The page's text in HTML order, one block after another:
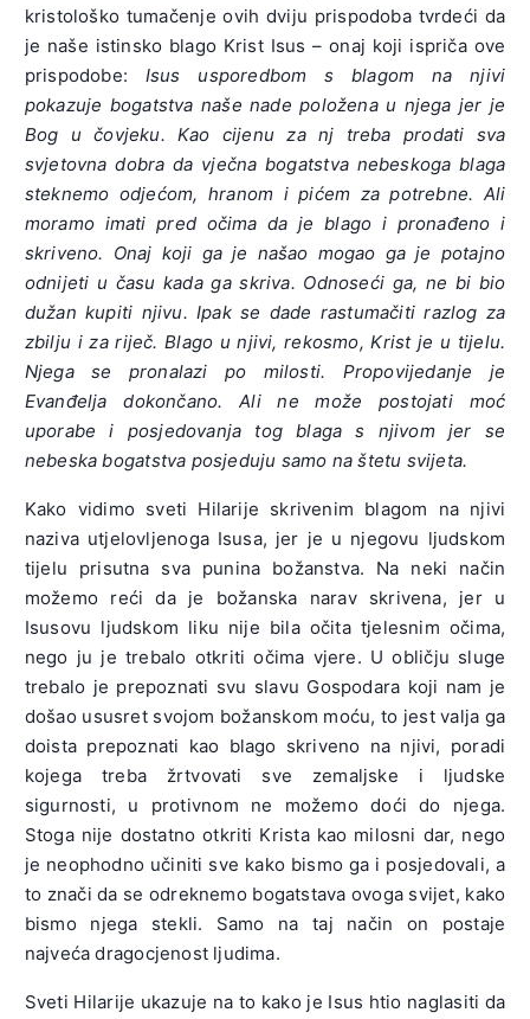
kristološko tumačenje ovih dviju prispodoba tvrdeći da
je naše istinsko blago Krist Isus – onaj koji ispriča ove
prispodobe: Isus usporedbom s blagom na njivi
pokazuje bogatstva naše nade položena u njega jer je
Bog u čovjeku. Kao cijenu za nj treba prodati sva
svjetovna dobra da vječna bogatstva nebeskoga blaga
steknemo odjećom, hranom i pićem za potrebne. Ali
moramo imati pred očima da je blago i pronađeno i
skriveno. Onaj koji ga je našao mogao ga je potajno
odnijeti u času kada ga skriva. Odnoseći ga, ne bi bio
dužan kupiti njivu. Ipak se dade rastumačiti razlog za
zbilju i za riječ. Blago u njivi, rekosmo, Krist je u tijelu.
Njega se pronalazi po milosti. Propovijedanje je
Evanđelja dokončano. Ali ne može postojati moć
uporabe i posjedovanja tog blaga s njivom jer se
nebeska bogatstva posjeduju samo na štetu svijeta.
Kako vidimo sveti Hilarije skrivenim blagom na njivi
naziva utjelovljenoga Isusa, jer je u njegovu ljudskom
tijelu prisutna sva punina božanstva. Na neki način
možemo reći da je božanska narav skrivena, jer u
Isusovu ljudskom liku nije bila očita tjelesnim očima,
nego ju je trebalo otkriti očima vjere. U obličju sluge
trebalo je prepoznati svu slavu Gospodara koji nam je
došao ususret svojom božanskom moću, to jest valja ga
doista prepoznati kao blago skriveno na njivi, poradi
kojega treba žrtvovati sve zemaljske i ljudske
sigurnosti, u protivnom ne možemo doći do njega.
Stoga nije dostatno otkriti Krista kao milosni dar, nego
je neophodno učiniti sve kako bismo ga i posjedovali, a
to znači da se odreknemo bogatstava ovoga svijet, kako
bismo njega stekli. Samo na taj način on postaje
najveća dragocjenost ljudima.
Sveti Hilarije ukazuje na to kako je Isus htio naglasiti da